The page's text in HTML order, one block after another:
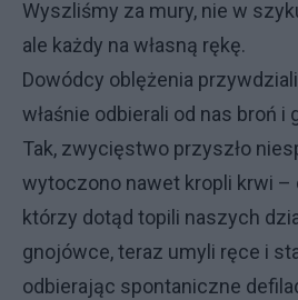
Wyszliśmy za mury, nie w
ale każdy na własną rękę.
Dowódcy oblężenia
właśnie odbierali od nas broń i
Tak, zwycięstwo przyszło
wytoczono nawet kropli krwi –
którzy dotąd topili naszych
gnojówce, teraz umyli ręce i
odbierając spontaniczne